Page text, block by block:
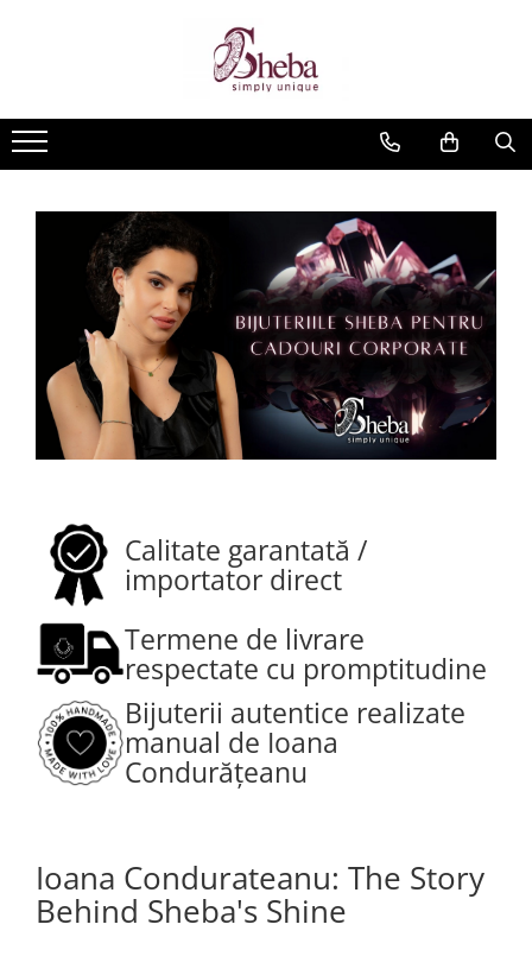
Calitate garantată /
importator direct
Termene de livrare
respectate cu promptitudine
Bijuterii autentice realizate
manual de Ioana
Condurățeanu
Ioana Condurateanu: The Story
Behind Sheba's Shine